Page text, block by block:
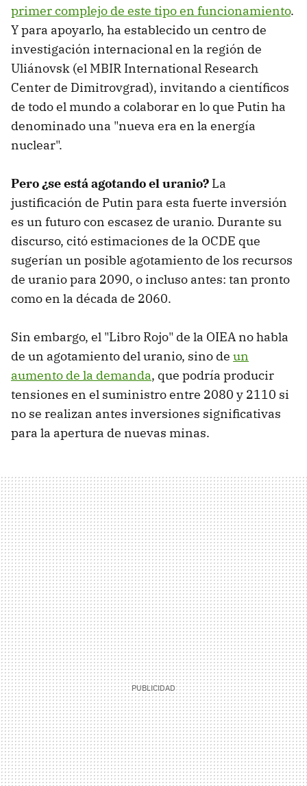
primer complejo de este tipo en funcionamiento.
Y para apoyarlo, ha establecido un centro de
investigación internacional en la región de
Uliánovsk (el MBIR International Research
Center de Dimitrovgrad), invitando a científicos
de todo el mundo a colaborar en lo que Putin ha
denominado una "nueva era en la energía
nuclear".
Pero ¿se está agotando el uranio? La
justificación de Putin para esta fuerte inversión
es un futuro con escasez de uranio. Durante su
discurso, citó estimaciones de la OCDE que
sugerían un posible agotamiento de los recursos
de uranio para 2090, o incluso antes: tan pronto
como en la década de 2060.
Sin embargo, el "Libro Rojo" de la OIEA no habla
de un agotamiento del uranio, sino de un
aumento de la demanda, que podría producir
tensiones en el suministro entre 2080 y 2110 si
no se realizan antes inversiones significativas
para la apertura de nuevas minas.